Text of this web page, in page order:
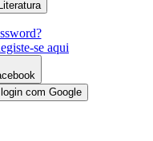
se aqui
com Google